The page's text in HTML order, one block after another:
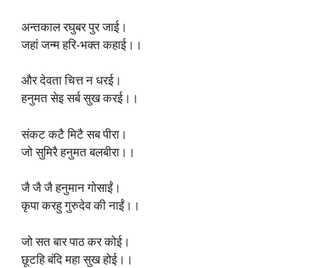
अन्तकाल रघुबर पुर जाई।
जहां जन्म हरि-भक्त कहाई।।
और देवता चित्त न धरई।
हनुमत सेइ सर्ब सुख करई।।
संकट कटै मिटै सब पीरा।
जो सुमिरै हनुमत बलबीरा।।
जै जै जै हनुमान गोसाईं।
कृपा करहु गुरुदेव की नाईं।।
जो सत बार पाठ कर कोई।
छूटहि बंदि महा सुख होई।।